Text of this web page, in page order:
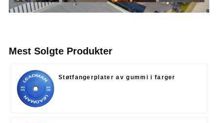
Mest Solgte Produkter
Støtfangerplater av gummi i farger